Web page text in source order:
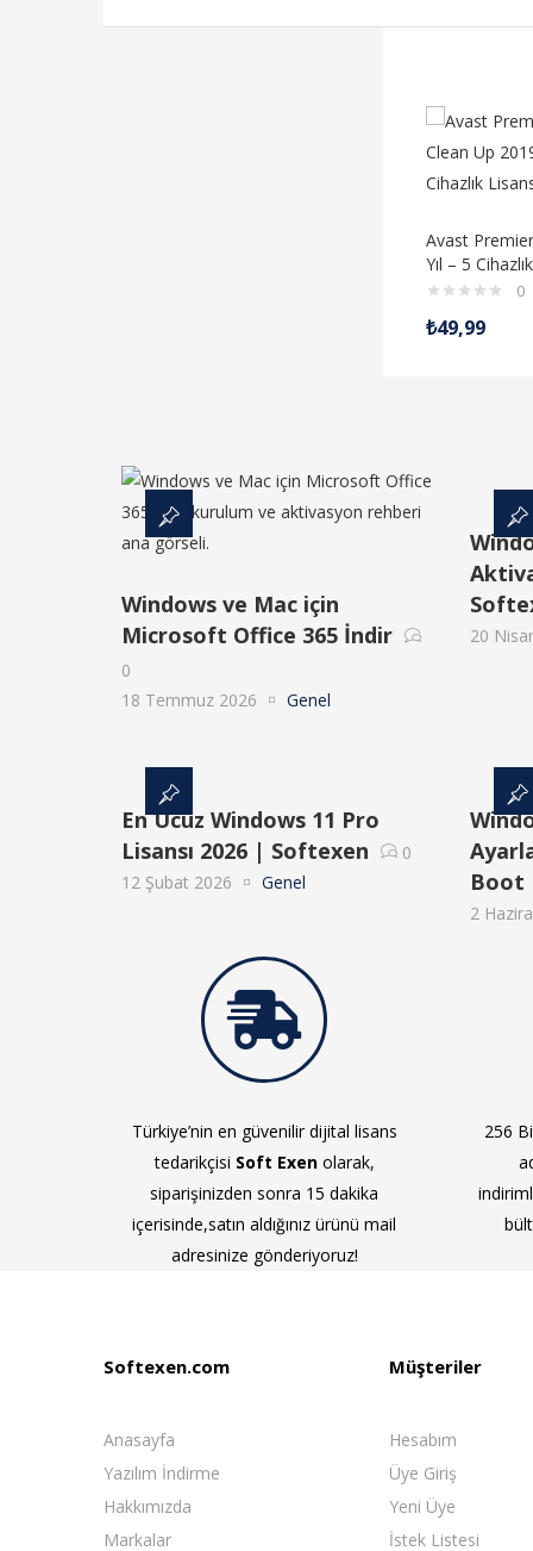
Avast
Yıl – 5
0
₺49,99
Windows ve Mac için
Microsoft Office 365 İndir
0
18 Temmuz 2026
Genel
20
En Ucuz Windows 11 Pro
Lisansı 2026 | Softexen
0
12 Şubat 2026
Genel
Boot
2
Türkiye’nin en güvenilir dijital lisans
tedarikçisi Soft Exenolarak,
siparişinizden sonra 15 dakika
içerisinde,satın aldığınız ürünü mail
adresinize gönderiyoruz!
256
Softexen.com
Anasayfa
Yazılım İndirme
Hakkımızda
Markalar
Müşteriler
Hesabım
Üye Giriş
Yeni Üye
İstek Listesi